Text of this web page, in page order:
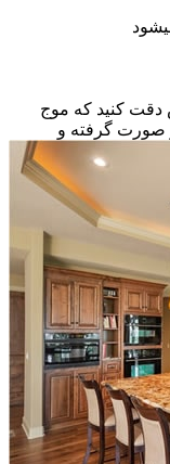
دقت کنید که موج
صورت گرفته و